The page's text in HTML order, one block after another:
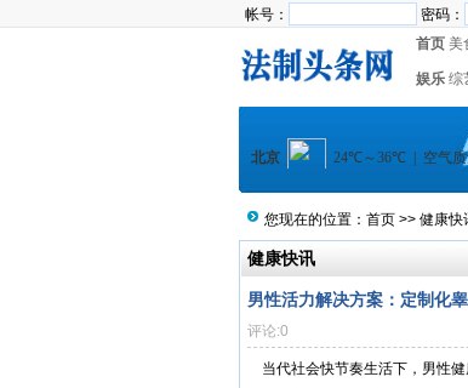
帐号： 密码：
首页 美
娱乐 综
您现在的位置： 首页 >> 健康快
健康快讯
男性活力解决方案：定制化
评论:0
当代社会快节奏生活下，男性